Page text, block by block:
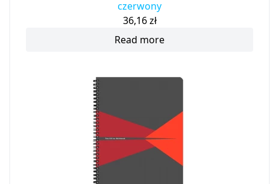
czerwony
36,16zł
Read more